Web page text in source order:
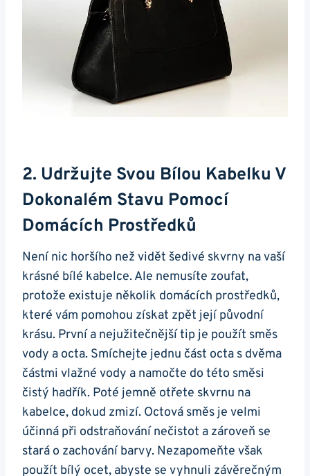
2. Udržujte Svou Bílou ⁢kabelku V
Dokonalém ⁢stavu Pomocí
Domácích Prostředků
Není nic horšího než vidět šedivé skvrny na vaší
krásné ‌bílé⁢ kabelce. ​Ale⁤ nemusíte zoufat,
protože existuje několik domácích prostředků,
‍které vám pomohou získat zpět její ​původní
krásu. První a nejužitečnější tip je použít směs
vody a octa. Smíchejte⁣ jednu část octa s dvěma
částmi‌ vlažné vody a namočte ⁢do této směsi
čistý hadřík. Poté⁣ jemně otřete skvrnu​ na
kabelce, dokud zmizí. Octová směs je velmi
účinná při ‍odstraňování nečistot a zároveň se
stará o zachování barvy. ‌Nezapomeňte však
použít bílý ocet, abyste se vyhnuli závěrečným‍